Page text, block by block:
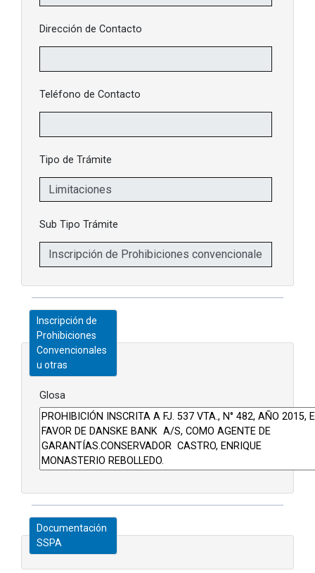
Dirección de Contacto
Teléfono de Contacto
Tipo de Trámite
Sub Tipo Trámite
Inscripción de
Prohibiciones
Convencionales
u otras
Glosa
Documentación
SSPA